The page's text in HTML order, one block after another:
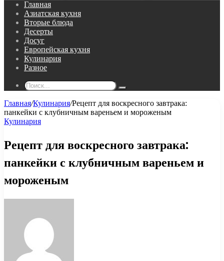
Главная
Азиатская кухня
Вторые блюда
Десерты
Досуг
Европейская кухня
Кулинария
Разное
Поиск...
Главная/Кулинария/Рецепт для воскресного завтрака:
панкейки с клубничным вареньем и мороженым
Кулинария
Рецепт для воскресного завтрака:
панкейки с клубничным вареньем и
мороженым